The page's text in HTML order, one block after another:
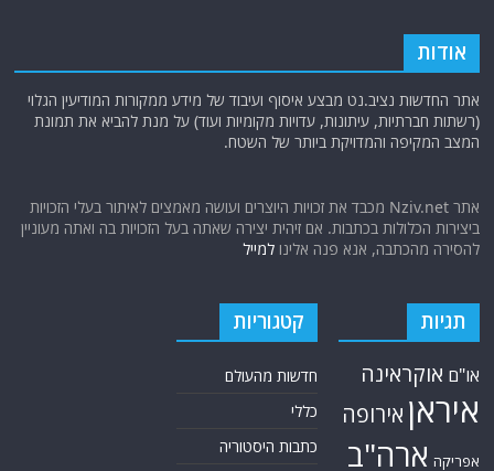
אפריקה ארה"ב
בריטניה גרמניה
דאעש האמירויות הגולן
המזרח התיכון המפרץ
הפלסטינית חות'ים
חיזבאללה
חמאסטורקיה
ירדןישראל
כורדים כטב"מים כלכלה
לבנון מצרים
סוריה סחר סמים
כתבות מומחים
כתבות קצרות
קריקטורות